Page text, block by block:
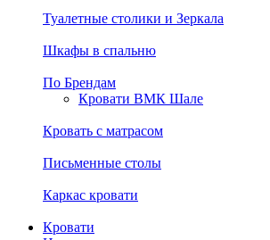
Туалетные столики и Зеркала
Шкафы в спальню
По Брендам
Кровати ВМК Шале
Кровать с матрасом
Письменные столы
Каркас кровати
Кровати